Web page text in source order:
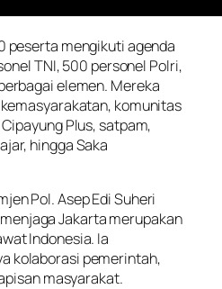
peserta mengikuti agenda
TNI, 500 personel Polri,
elemen. Mereka
komunitas
Plus, satpam,
hingga Saka
Pol. Asep Edi Suheri
Jakarta merupakan
Indonesia. Ia
kolaborasi pemerintah,
masyarakat.